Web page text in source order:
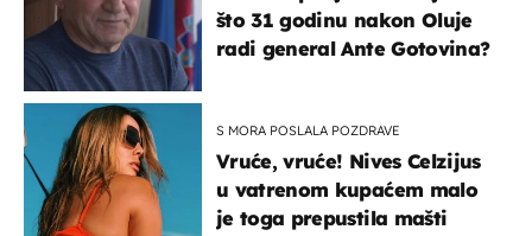
što 31 godinu nakon Oluje
radi general Ante Gotovina?
S MORA POSLALA POZDRAVE
Vruće, vruće! Nives Celzijus
u vatrenom kupaćem malo
je toga prepustila mašti